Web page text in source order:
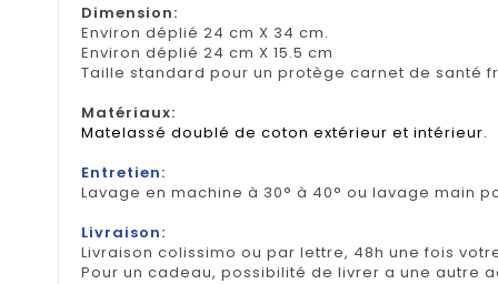
Dimension:
Environ déplié 24 cm X 34 cm.
Environ déplié 24 cm X 15.5 cm
Taille standard pour un protège carnet de santé
Matériaux:
Matelassé doublé de coton extérieur et intérieur.
Entretien:
Lavage en machine à 30° à 40° ou lavage main
Livraison:
Livraison colissimo ou par lettre, 48h une fois
Pour un cadeau, possibilité de livrer a une autre